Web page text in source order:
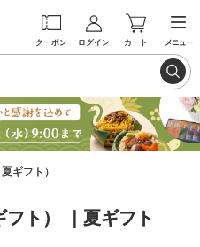
クーポン ログイン カート メニュー
ギフト）
ト） ｜夏ギフト